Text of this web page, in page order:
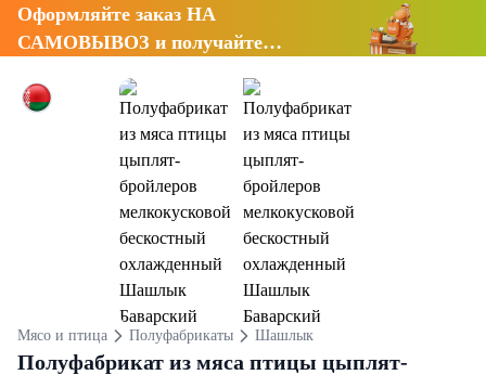
Оформляйте заказ НА
САМОВЫВОЗ и получайте
Мясо и птица Полуфабрикаты Шашлык
Полуфабрикат из мяса птицы цыплят-